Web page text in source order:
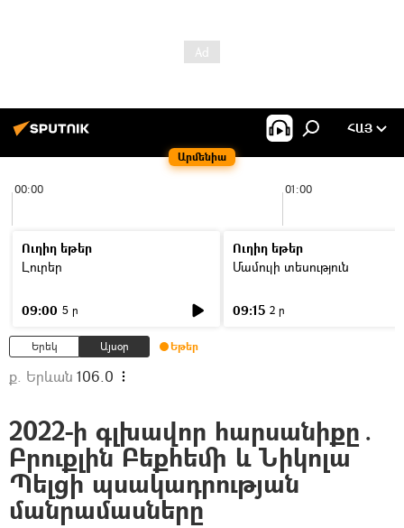
Արմենիա
ՀԱՅ
00:00 01:00
Ուղիղ եթեր
Լուրեր
09:00 5 ր
Ուղիղ եթեր
Մամուլի տեսություն
09:15 2 ր
Երեկ Այսօր Եթեր
ք. Երևան 106.0
2022-ի գլխավոր հարսանիքը․
Բրուքլին Բեքհեմի և Նիկոլա
Պելցի պսակադրության
մանրամասները